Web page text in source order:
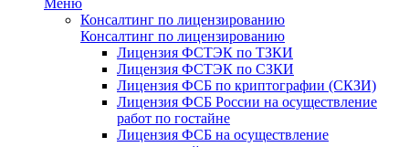
Меню
Консалтинг по лицензированию
Консалтинг по лицензированию
Лицензия ФСТЭК по ТЗКИ
Лицензия ФСТЭК по СЗКИ
Лицензия ФСБ по криптографии (СКЗИ)
Лицензия ФСБ России на осуществление
работ по гостайне
Лицензия ФСБ на осуществление